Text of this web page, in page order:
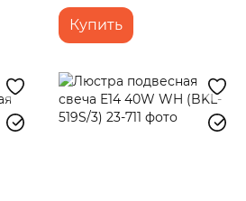
Купить